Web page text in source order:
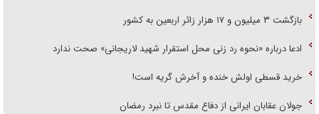
بازگشت ۳ میلیون و ۱۷ هزار زائر اربعین به کشور
ادعا درباره «نحوه رد زنی محل استقرار شهید لاریجانی» صحت ندارد
خرید قسطی اولش خنده و آخرش گریه است!
جولان عقابان ایرانی از دفاع مقدس تا نبرد رمضان